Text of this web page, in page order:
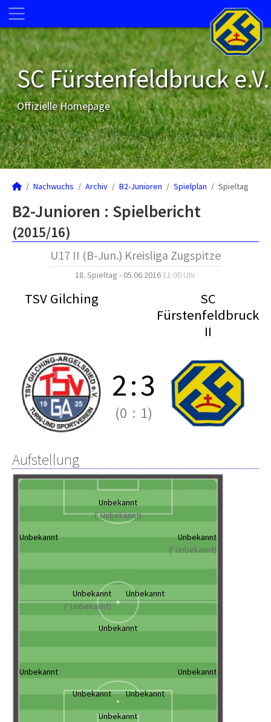
SC Fürstenfeldbruck e.V.
Offizielle Homepage
Nachwuchs Archiv B2-Junioren Spielplan Spieltag
B2-Junioren : Spielbericht
(2015/16)
U17 II (B-Jun.) Kreisliga Zugspitze
18. Spieltag - 05.06.2016 11:00 Uhr
TSV Gilching
SC
Fürstenfeldbruck
II
2:3
(0 : 1)
Aufstellung
Unbekannt
(' Unbekannt)
Unbekannt
Unbekannt
(' Unbekannt)
Unbekannt
(' Unbekannt)
Unbekannt
Unbekannt
Unbekannt
Unbekannt
Unbekannt
Unbekannt
Unbekannt